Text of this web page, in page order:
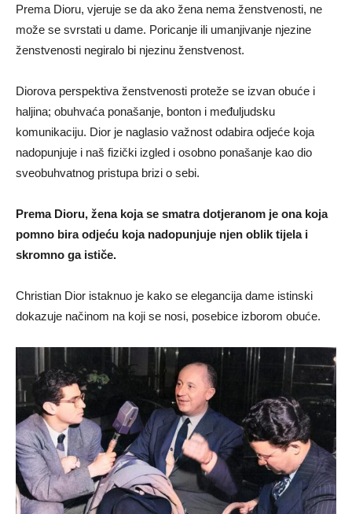
Prema Dioru, vjeruje se da ako žena nema ženstvenosti, ne
može se svrstati u dame. Poricanje ili umanjivanje njezine
ženstvenosti negiralo bi njezinu ženstvenost.
Diorova perspektiva ženstvenosti proteže se izvan obuće i
haljina; obuhvaća ponašanje, bonton i međuljudsku
komunikaciju. Dior je naglasio važnost odabira odjeće koja
nadopunjuje i naš fizički izgled i osobno ponašanje kao dio
sveobuhvatnog pristupa brizi o sebi.
Prema Dioru, žena koja se smatra dotjeranom je ona koja
pomno bira odjeću koja nadopunjuje njen oblik tijela i
skromno ga ističe.
Christian Dior istaknuo je kako se elegancija dame istinski
dokazuje načinom na koji se nosi, posebice izborom obuće.